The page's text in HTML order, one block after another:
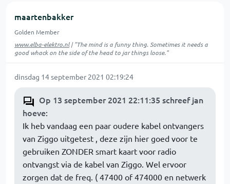
maartenbakker
Golden Member
www.elba-elektro.nl| "The mind is a funny thing. Sometimes it needs a
good whack on the side of the head to jar things loose."
dinsdag 14 september 2021 02:19:24
Op 13 september 2021 22:11:35 schreef jan
hoeve:
Ik heb vandaag een paar oudere kabel ontvangers
van Ziggo uitgetest , deze zijn hier goed voor te
gebruiken ZONDER smart kaart voor radio
ontvangst via de kabel van Ziggo. Wel ervoor
zorgen dat de freq. ( 47400 of 474000 en netwerk